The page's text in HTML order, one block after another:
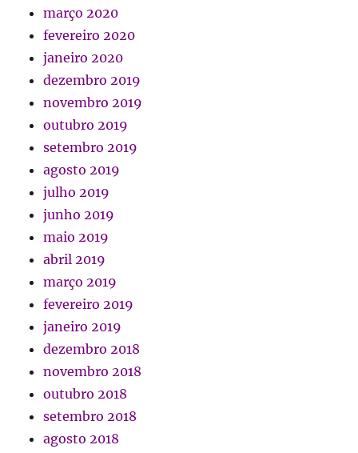
março 2020
fevereiro 2020
janeiro 2020
dezembro 2019
novembro 2019
outubro 2019
setembro 2019
agosto 2019
julho 2019
junho 2019
maio 2019
abril 2019
março 2019
fevereiro 2019
janeiro 2019
dezembro 2018
novembro 2018
outubro 2018
setembro 2018
agosto 2018